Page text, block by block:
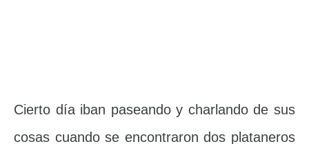
Cierto día iban paseando y charlando de sus
cosas cuando se encontraron dos plataneros